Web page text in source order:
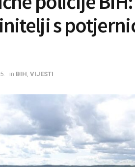
s
in BIH VIJESTI